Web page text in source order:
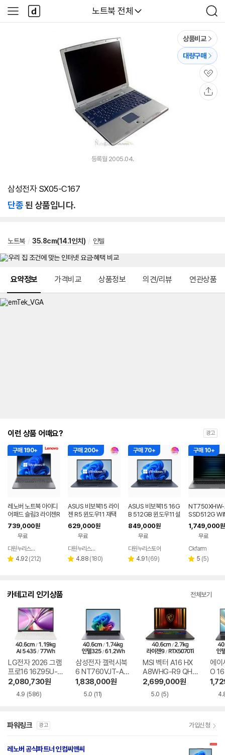
다나와
노트북 전체
검
색
사
이
다
나
와
상품비교
대량구매
관
심
등록월 2005.04.
삼성전자 SX05-C167
단종된 상품입니다.
노트북 / 35.8cm(14.1인치) / 인텔
요약정보 가격비교 상품정보 의견/리뷰 연관상품
이런 상품 어때요? 광고
구매 190+
레노버 노트북 아이디
어패드 슬림3 라이젠R
5 8GB 256GB 윈도
우11
739,000원
무료
페이
다원누리스토어
별 4.92 리
(212)
구매 200+
ASUS 비보북15 라이
젠 R5 윈도우11 재택
근무 싼 노트북
629,000원
무료
페이
다원누리스토어
별 4.88 리
(180)
구매 70+
ASUS 비보북15 16G
B 512GB 윈도우11설
치 업무용 싼 노트북
849,000원
무료
다원누리스토어
별 4.91 리
(69)
구매 10+
NT750XHW-
SSD512G
P(버젼UP설치
전자 갤럭시북
1,749,000원
무료
Ckfarm
별 5 리
(5)
카테고리 인기상품 전체보기
LG전자 2026 그램
프로16 16Z95U-G
S5WK
2,080,730원
4.9 (586)
삼성전자 갤럭시북
6 NT760VJT-A51
A
1,838,000원
5.0 (11)
MSI 벡터 A16 HX
A8WHG-R9 QHD
+
2,699,000원
5.0 (5)
에이
O
1-
파워링크 광고 가입신청
레노버 공식파트너 인컴씨앤씨